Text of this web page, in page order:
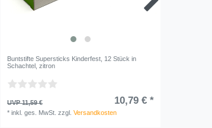
Buntstifte Supersticks Kinderfest, 12 Stück in
Schachtel, zitron
UVP 11,59 € 10,79 € *
*inkl. ges. MwSt. zzgl.Versandkosten